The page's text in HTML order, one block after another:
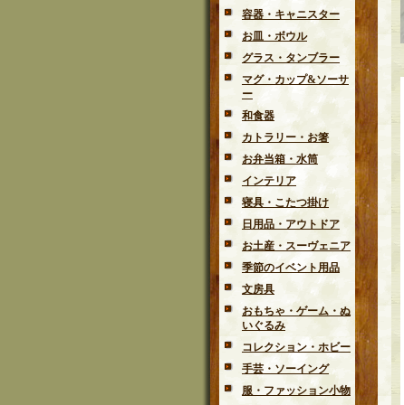
容器・キャニスター
お皿・ボウル
グラス・タンブラー
マグ・カップ&ソーサ
ー
和食器
カトラリー・お箸
お弁当箱・水筒
インテリア
寝具・こたつ掛け
日用品・アウトドア
お土産・スーヴェニア
季節のイベント用品
文房具
おもちゃ・ゲーム・ぬ
いぐるみ
コレクション・ホビー
手芸・ソーイング
服・ファッション小物